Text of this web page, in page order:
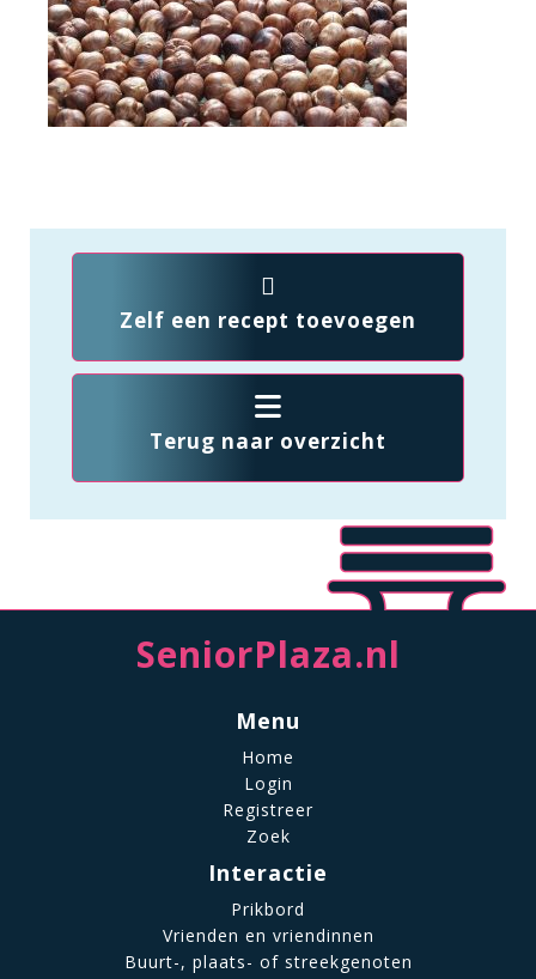
Zelf een recept toevoegen
Terug naar overzicht
SeniorPlaza.nl
Menu
Home
Login
Registreer
Zoek
Interactie
Prikbord
Vrienden en vriendinnen
Buurt-, plaats- of streekgenoten